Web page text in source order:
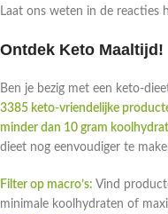
Laat ons weten in de reacties
Ontdek Keto Maaltijd!
Ben je bezig met een keto-
3385 keto-vriendelijke
minder dan 10 gram
dieet nog eenvoudiger te
Filter op macro’s: Vind
minimale koolhydraten of